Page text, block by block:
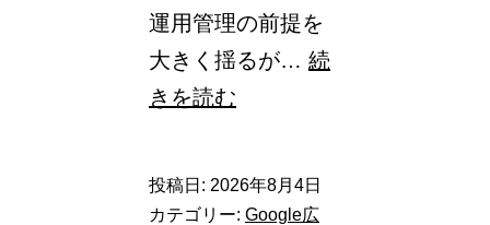
運用管理の前提を
大きく揺るが… 続
きを読む
月
投稿日: 2026年8月4日
カテゴリー: Google広